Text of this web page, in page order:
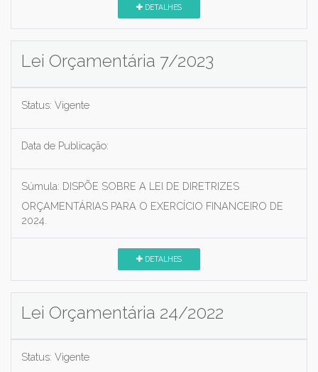
DETALHES
Lei Orçamentária 7/2023
Status: Vigente
Data de Publicação:
Súmula: DISPÕE SOBRE A LEI DE DIRETRIZES
ORÇAMENTÁRIAS PARA O EXERCÍCIO FINANCEIRO DE
2024.
DETALHES
Lei Orçamentária 24/2022
Status: Vigente